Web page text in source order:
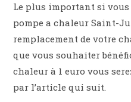
Le plus important si
pompe a chaleur Saint-
remplacement de votre
que vous souhaiter
chaleur à 1 euro vous
par l’article qui suit.